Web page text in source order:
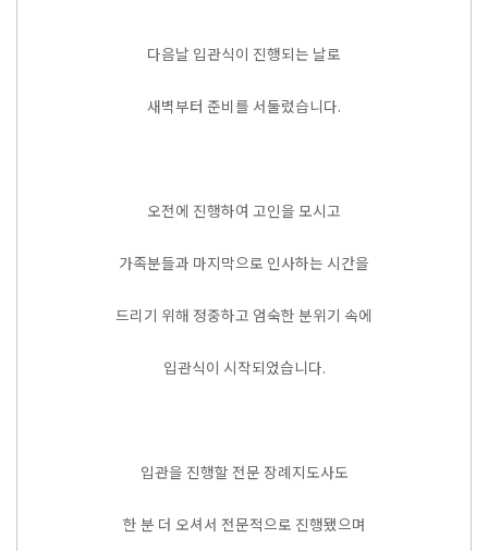
다음날 입관식이 진행되는 날로
새벽부터 준비를 서둘렀습니다.
오전에 진행하여 고인을 모시고
가족분들과 마지막으로 인사하는 시간을
드리기 위해 정중하고 엄숙한 분위기 속에
입관식이 시작되었습니다.
입관을 진행할 전문 장례지도사도
한 분 더 오셔서 전문적으로 진행됐으며